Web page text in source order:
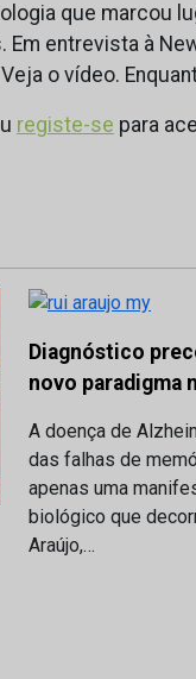
que marcou
Em entrevista à
o vídeo.
registe-se para
Diagnóstico
novo paradigma
A doença de
das falhas de
apenas uma
biológico que
Araújo,…